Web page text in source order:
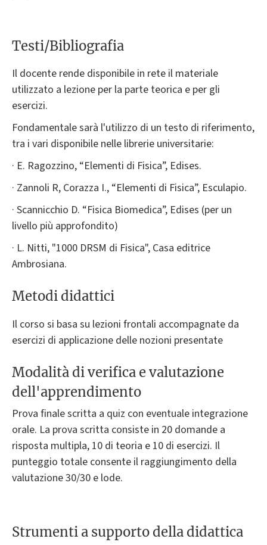
Testi/Bibliografia
Il docente rende disponibile in rete il materiale
utilizzato a lezione per la parte teorica e per gli
esercizi.
Fondamentale sarà l'utilizzo di un testo di riferimento,
tra i vari disponibile nelle librerie universitarie:
· E. Ragozzino, “Elementi di Fisica”, Edises.
· Zannoli R, Corazza I., “Elementi di Fisica”, Esculapio.
· Scannicchio D. “Fisica Biomedica”, Edises (per un
livello più approfondito)
· L. Nitti, "1000 DRSM di Fisica", Casa editrice
Ambrosiana.
Metodi didattici
Il corso si basa su lezioni frontali accompagnate da
esercizi di applicazione delle nozioni presentate
Modalità di verifica e valutazione
dell'apprendimento
Prova finale scritta a quiz con eventuale integrazione
orale. La prova scritta consiste in 20 domande a
risposta multipla, 10 di teoria e 10 di esercizi. Il
punteggio totale consente il raggiungimento della
valutazione 30/30 e lode.
Strumenti a supporto della didattica